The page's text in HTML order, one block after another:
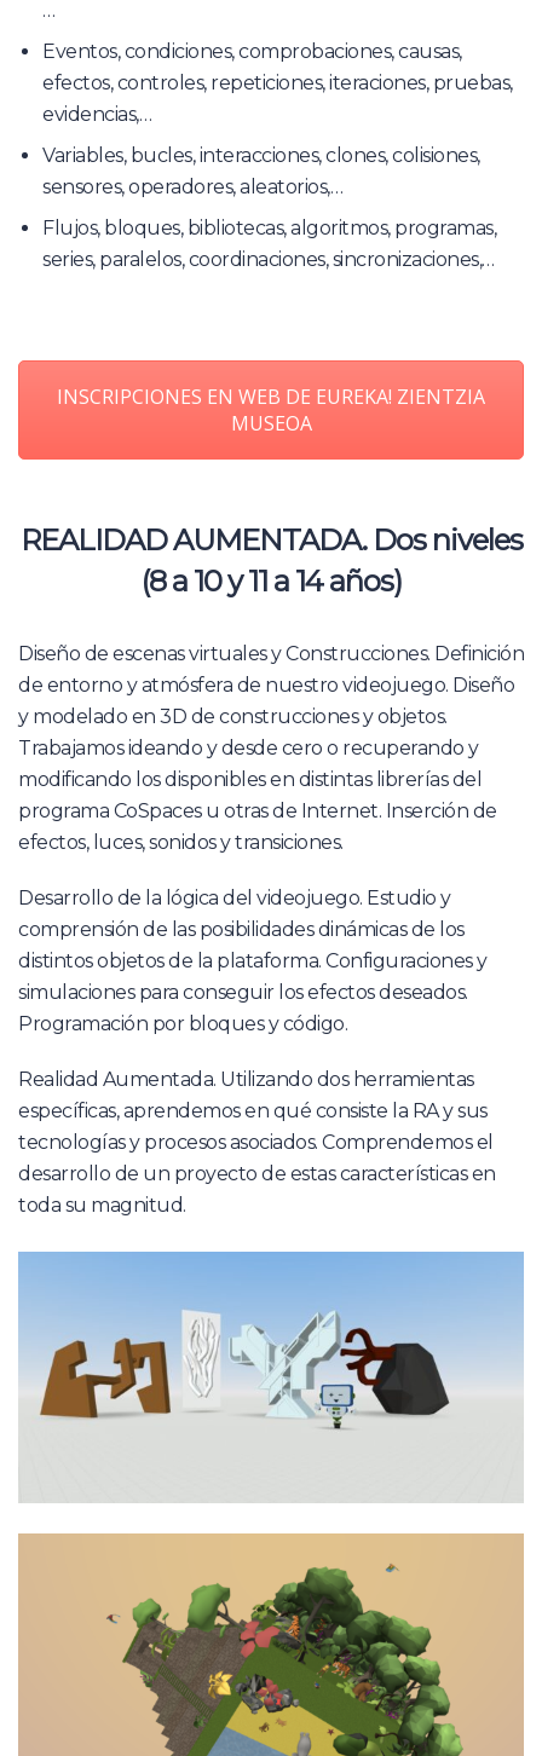
…
Eventos, condiciones, comprobaciones, causas,
efectos, controles, repeticiones, iteraciones, pruebas,
evidencias,…
Variables, bucles, interacciones, clones, colisiones,
sensores, operadores, aleatorios,…
Flujos, bloques, bibliotecas, algoritmos, programas,
series, paralelos, coordinaciones, sincronizaciones,…
INSCRIPCIONES EN WEB DE EUREKA! ZIENTZIA
MUSEOA
REALIDAD AUMENTADA. Dos niveles
(8 a 10 y 11 a 14 años)
Diseño de escenas virtuales y Construcciones. Definición
de entorno y atmósfera de nuestro videojuego. Diseño
y modelado en 3D de construcciones y objetos.
Trabajamos ideando y desde cero o recuperando y
modificando los disponibles en distintas librerías del
programa CoSpaces u otras de Internet. Inserción de
efectos, luces, sonidos y transiciones.
Desarrollo de la lógica del videojuego. Estudio y
comprensión de las posibilidades dinámicas de los
distintos objetos de la plataforma. Configuraciones y
simulaciones para conseguir los efectos deseados.
Programación por bloques y código.
Realidad Aumentada. Utilizando dos herramientas
específicas, aprendemos en qué consiste la RA y sus
tecnologías y procesos asociados. Comprendemos el
desarrollo de un proyecto de estas características en
toda su magnitud.